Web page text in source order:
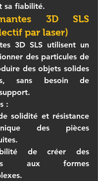
sa fiabilité.
3D SLS
par laser)
3D SLS utilisent un
des particules de
des objets solides
sans besoin de
:
solidité et résistance
des pièces
de créer des
aux formes